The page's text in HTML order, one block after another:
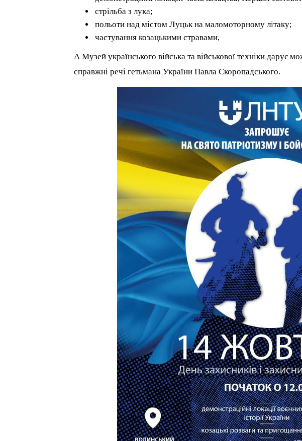
стрільба з лука;
польоти над містом Луцьк на маломоторному літаку;
частування козацькими стравами,
А Музей українського війська та військової техніки дарує
справжні речі гетьмана України Павла Скоропадського.